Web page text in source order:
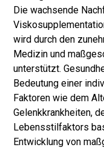
Die wachsende
wird durch den
Medizin und
unterstützt.
Bedeutung einer
Faktoren wie dem
Gelenkkrankheiten,
Lebensstilfaktors
Entwicklung von